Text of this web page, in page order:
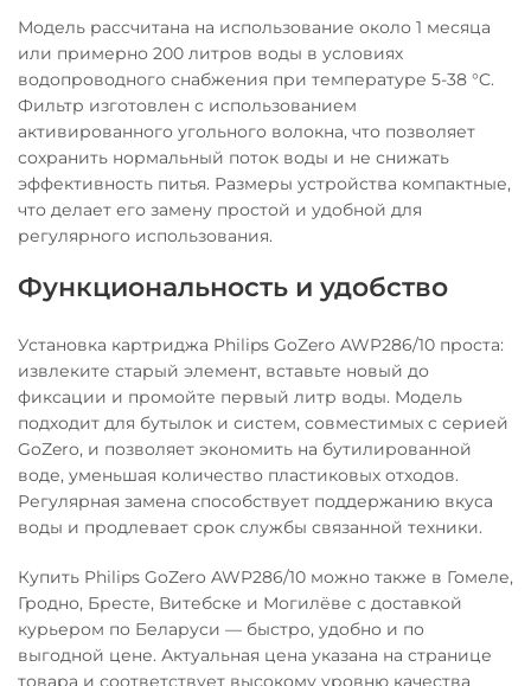
Модель рассчитана на использование около 1 месяца
или примерно 200 литров воды в условиях
водопроводного снабжения при температуре 5-38 °C.
Фильтр изготовлен с использованием
активированного угольного волокна, что позволяет
сохранить нормальный поток воды и не снижать
эффективность питья. Размеры устройства компактные,
что делает его замену простой и удобной для
регулярного использования.
Функциональность и удобство
Установка картриджа Philips GoZero AWP286/10 проста:
извлеките старый элемент, вставьте новый до
фиксации и промойте первый литр воды. Модель
подходит для бутылок и систем, совместимых с серией
GoZero, и позволяет экономить на бутилированной
воде, уменьшая количество пластиковых отходов.
Регулярная замена способствует поддержанию вкуса
воды и продлевает срок службы связанной техники.
Купить Philips GoZero AWP286/10 можно также в Гомеле,
Гродно, Бресте, Витебске и Могилёве с доставкой
курьером по Беларуси — быстро, удобно и по
выгодной цене. Актуальная цена указана на странице
товара и соответствует высокому уровню качества